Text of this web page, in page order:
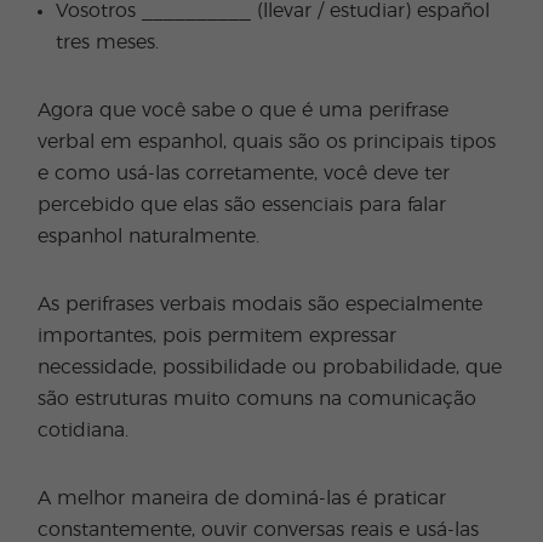
Vosotros __________ (llevar / estudiar) español
tres meses.
Agora que você sabe o que é uma perifrase
verbal em espanhol, quais são os principais tipos
e como usá-las corretamente, você deve ter
percebido que elas são essenciais para falar
espanhol naturalmente.
As perifrases verbais modais são especialmente
importantes, pois permitem expressar
necessidade, possibilidade ou probabilidade, que
são estruturas muito comuns na comunicação
cotidiana.
A melhor maneira de dominá-las é praticar
constantemente, ouvir conversas reais e usá-las